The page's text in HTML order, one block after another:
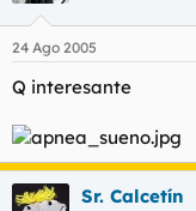
24 Ago 2005
Q interesante
Sr. Calcetín